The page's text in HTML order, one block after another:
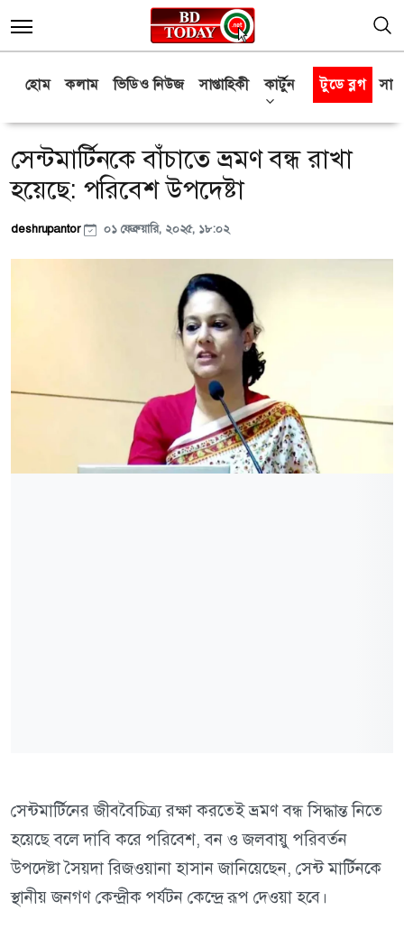
হোম কলাম ভিডিও নিউজ সাপ্তাহিকী কার্টুন টুডে ব্লগ
সেন্টমার্টিনকে বাঁচাতে ভ্রমণ বন্ধ রাখা
হয়েছে: পরিবেশ উপদেষ্টা
deshrupantor ০১ ফেব্রুয়ারি, ২০২৫, ১৮:০২
সেন্টমার্টিনের জীববৈচিত্র্য রক্ষা করতেই ভ্রমণ বন্ধ সিদ্ধান্ত নিতে
হয়েছে বলে দাবি করে পরিবেশ, বন ও জলবায়ু পরিবর্তন
উপদেষ্টা সৈয়দা রিজওয়ানা হাসান জানিয়েছেন, সেন্ট মার্টিনকে
স্থানীয় জনগণ কেন্দ্রীক পর্যটন কেন্দ্রে রূপ দেওয়া হবে।